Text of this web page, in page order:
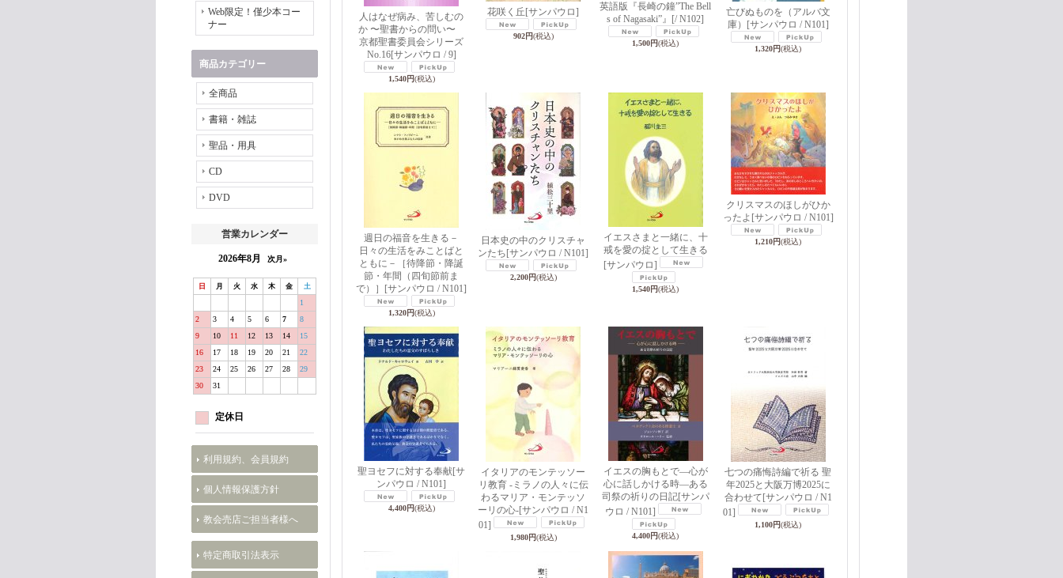
Web限定！僅少本コー
ナー
商品カテゴリー
全商品
書籍・雑誌
聖品・用具
CD
DVD
営業カレンダー
2026年8月 次月»
日 月 火 水 木 金 土
1
2
3 4 5 6 7
8
9
10 11 12 13 14
15
16
17 18 19 20 21
22
23
24 25 26 27 28
29
30
31
定休日
利用規約、会員規約
個人情報保護方針
教会売店ご担当者様へ
特定商取引法表示
人はなぜ病み、苦しむの
か 〜聖書からの問い〜
京都聖書委員会シリーズ
No.16[サンパウロ / 9]
1,540円(税込)
花咲く丘 [サンパウロ]
902円(税込)
英語版『長崎の鐘”The Bell
s of Nagasaki”』
[/ N102]
1,500円(税込)
亡びぬものを（アルバ文
庫）
[サンパウロ / N101]
1,320円(税込)
週日の福音を生きる－
日々の生活をみことばと
ともに－［待降節・降誕
節・年間（四旬節前ま
で）］
[サンパウロ / N101]
1,320円(税込)
日本史の中のクリスチャ
ンたち [サンパウロ / N101]
2,200円(税込)
イエスさまと一緒に、十
戒を愛の掟として生きる
[サンパウロ]
1,540円(税込)
クリスマスのほしがひか
ったよ [サンパウロ / N101]
1,210円(税込)
聖ヨセフに対する奉献[サ
ンパウロ / N101]
4,400円(税込)
イタリアのモンテッソー
リ教育 -ミラノの人々に伝
わるマリア・モンテッソ
ーリの心-[サンパウロ / N1
01]
1,980円(税込)
イエスの胸もとで―心が
心に話しかける時―ある
司祭の祈りの日記[サンパ
ウロ / N101]
4,400円(税込)
七つの痛悔詩編で祈る 聖
年2025と大阪万博2025に
合わせて [サンパウロ / N1
01]
1,100円(税込)